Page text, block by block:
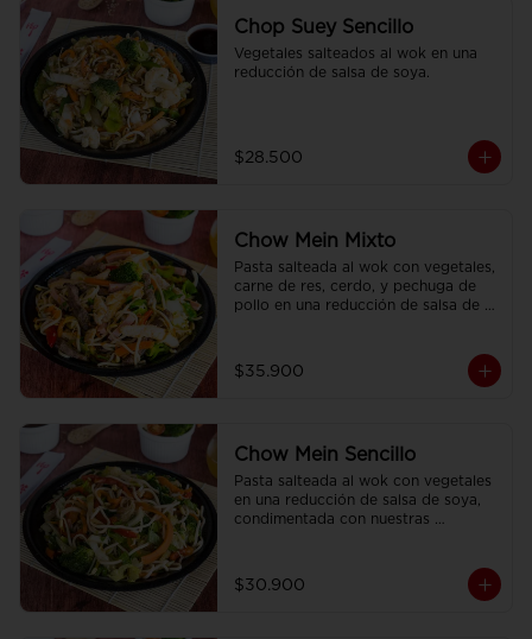
Chop Suey Sencillo
Vegetales salteados al wok en una
reducción de salsa de soya.
$28.500
Chow Mein Mixto
Pasta salteada al wok con vegetales,
carne de res, cerdo, y pechuga de
pollo en una reducción de salsa de
$35.900
Chow Mein Sencillo
Pasta salteada al wok con vegetales
en una reducción de salsa de soya,
condimentada con nuestras
$30.900